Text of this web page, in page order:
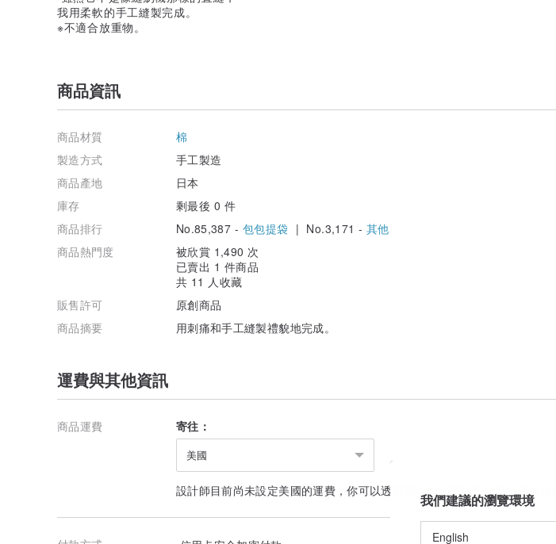
我用柔軟的手工縫製完成。
※不適合放重物。
商品資訊
商品材質
棉
製造方式
手工製造
商品產地
日本
庫存
剩最後 0 件
商品排行
No.85,387 - 包包提袋 | No.3,171 -其他
商品熱門度
被欣賞 1,490 次
已賣出 1 件商品
共 11 人收藏
販售許可
原創商品
商品摘要
用刺痛和手工縫製禮貌地完成。
運費與其他資訊
商品運費 寄往：
美國
設計師目前尚未設定美國的運費，你可以透過 討論合適的運送方式
我們建議的瀏覽環境